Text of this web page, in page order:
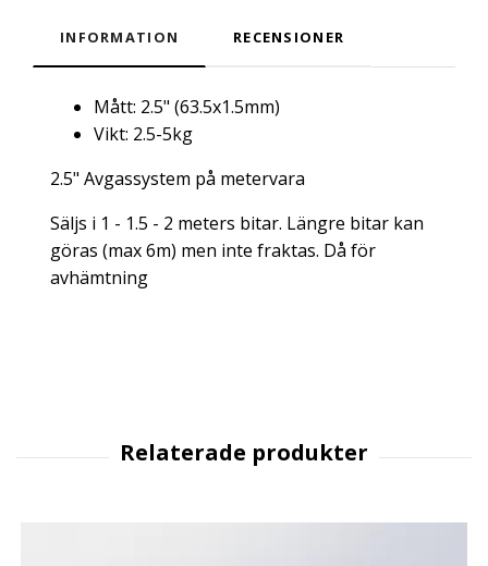
INFORMATION RECENSIONER
Mått: 2.5" (63.5x1.5mm)
Vikt: 2.5-5kg
2.5" Avgassystem på metervara
Säljs i 1 - 1.5 - 2 meters bitar. Längre bitar kan
göras (max 6m) men inte fraktas. Då för
avhämtning